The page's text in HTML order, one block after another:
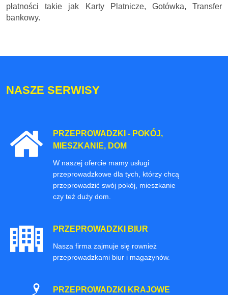
płatności takie jak Karty Platnicze, Gotówka, Transfer
bankowy.
NASZE SERWISY
PRZEPROWADZKI - POKÓJ,
MIESZKANIE, DOM
W naszej ofercie mamy usługi
przeprowadzkowe dla tych, którzy chcą
przeprowadzić swój pokój, mieszkanie
czy też duży dom.
PRZEPROWADZKI BIUR
Nasza firma zajmuje się rownież
przeprowadzkami biur i magazynów.
PRZEPROWADZKI KRAJOWE